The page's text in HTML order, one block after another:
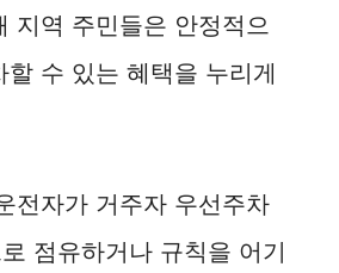
지역 주민들은 안정적으
할 수 있는 혜택을 누리게
전자가 거주자 우선주차
점유하거나 규칙을 어기